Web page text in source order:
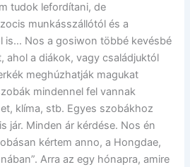
tudok lefordítani, de
munkásszállótól és a
is… Nos a gosiwon többé kevésbé
ahol a diákok, vagy családjuktól
meghúzhatják magukat
mindennel fel vannak
klíma, stb. Egyes szobákhoz
jár. Minden ár kérdése. Nos én
kértem anno, a Hongdae,
Arra az egy hónapra, amire